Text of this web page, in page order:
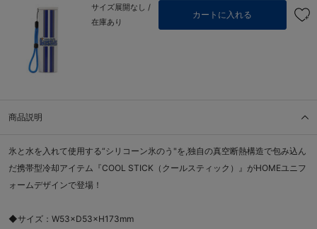
サイズ展開なし /
在庫あり
カートに入れる
商品説明
氷と水を入れて使用する“シリコーン氷のう"を,独自の真空断熱構造で包み込ん
だ携帯型冷却アイテム『COOL STICK（クールスティック）』がHOMEユニフ
ォームデザインで登場！
◆サイズ：W53×D53×H173mm